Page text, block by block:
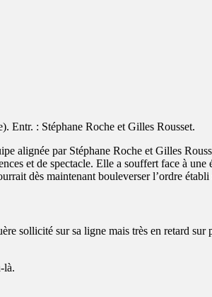
Entr. : Stéphane Roche et Gilles Rousset.
alignée par Stéphane Roche et Gilles
et de spectacle. Elle a souffert face à
dès maintenant bouleverser l’ordre
sollicité sur sa ligne mais très en retard sur
là.